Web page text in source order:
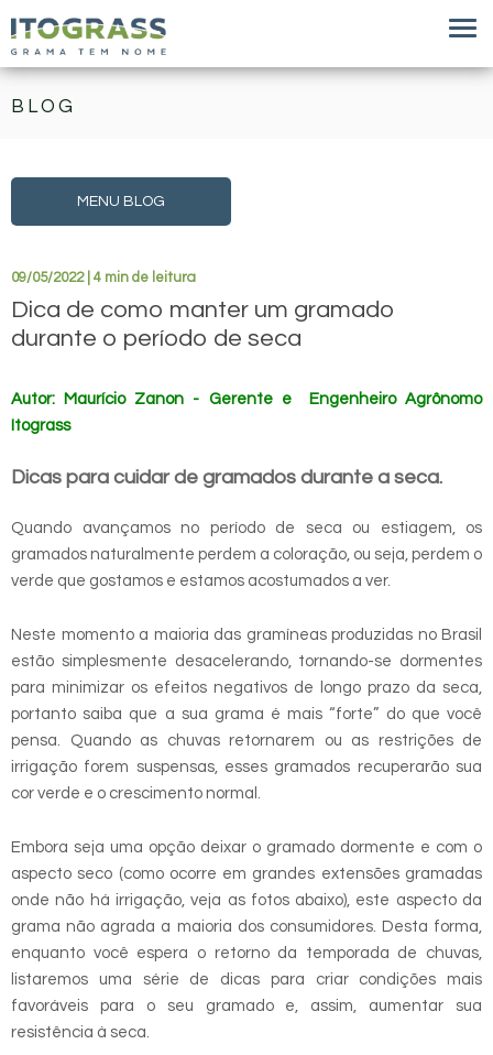
BLOG
MENU BLOG
09/05/2022 | 4 min de leitura
Dica de como manter um gramado
durante o período de seca
Autor: Maurício Zanon - Gerente e Engenheiro Agrônomo
Itograss
Dicas para cuidar de gramados durante a seca.
Quando avançamos no período de seca ou estiagem, os
gramados naturalmente perdem a coloração, ou seja, perdem o
verde que gostamos e estamos acostumados a ver.
Neste momento a maioria das gramíneas produzidas no Brasil
estão simplesmente desacelerando, tornando-se dormentes
para minimizar os efeitos negativos de longo prazo da seca,
portanto saiba que a sua grama é mais “forte” do que você
pensa. Quando as chuvas retornarem ou as restrições de
irrigação forem suspensas, esses gramados recuperarão sua
cor verde e o crescimento normal.
Embora seja uma opção deixar o gramado dormente e com o
aspecto seco (como ocorre em grandes extensões gramadas
onde não há irrigação, veja as fotos abaixo), este aspecto da
grama não agrada a maioria dos consumidores. Desta forma,
enquanto você espera o retorno da temporada de chuvas,
listaremos uma série de dicas para criar condições mais
favoráveis para o seu gramado e, assim, aumentar sua
resistência à seca.